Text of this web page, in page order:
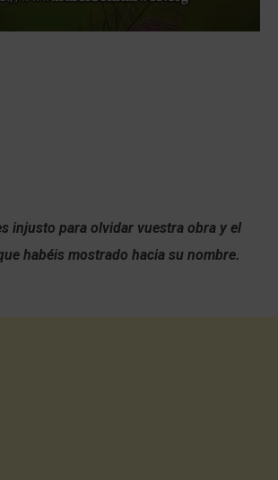
injusto para olvidar vuestra obra y el
habéis mostrado hacia su nombre.